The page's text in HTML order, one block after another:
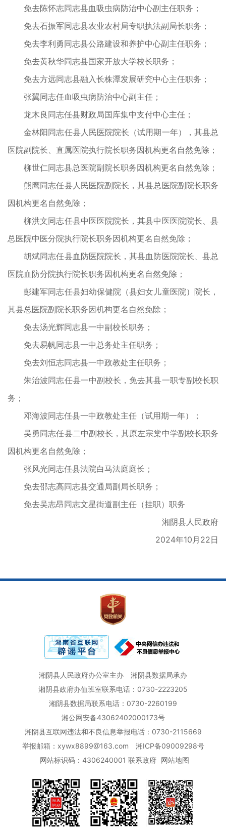
免去陈怀志同志县血吸虫病防治中心副主任职务；
免去石振军同志县农业农村局专职执法副局长职务；
免去李利勇同志县公路建设和养护中心副主任职务；
免去黄秋华同志县国家开放大学校长职务；
免去方远同志县融入长株潭发展研究中心主任职务；
张翼同志任血吸虫病防治中心副主任；
龙木良同志任县财政局国库集中支付中心主任；
金林阳同志任县人民医院院长（试用期一年），其县总
医院副院长、直属医院执行院长职务因机构更名自然免除；
柳世仁同志县总医院副院长职务因机构更名自然免除；
熊鹰同志任县人民医院副院长，其县总医院副院长职务
因机构更名自然免除；
柳洪文同志任县中医医院院长，其县中医医院院长、县
总医院中医分院执行院长职务因机构更名自然免除；
胡斌同志任县血防医院院长，其县血防医院院长、县总
医院血防分院执行院长职务因机构更名自然免除；
彭建军同志任县妇幼保健院（县妇女儿童医院）院长，
其县总医院副院长职务因机构更名自然免除；
免去汤光辉同志县一中副校长职务；
免去易帆同志县一中总务处主任职务；
免去刘恒志同志县一中政教处主任职务；
朱治波同志任县一中副校长，免去其县一职专副校长职
务；
邓海波同志任县一中政教处主任（试用期一年）；
吴勇同志任县二中副校长，其原左宗棠中学副校长职务
因机构更名自然免除；
张风光同志任县法院白马法庭庭长；
免去邵志高同志县交通局副局长职务；
免去吴志昂同志文星街道副主任（挂职）职务
湘阴县人民政府
2024年10月22日
湘阴县人民政府办公室主办
湘阴县数据局承办
湘阴县政府办值班室联系电话：0730-2223205
湘阴县数据局联系电话：0730-2260199
湘公网安备43062402000173号
湘阴县互联网违法和不良信息举报电话：0730-2115669
举报邮箱：xywx8899@163.com
湘ICP备09009298号
网站标识码：4306240001 联系政府 网站地图